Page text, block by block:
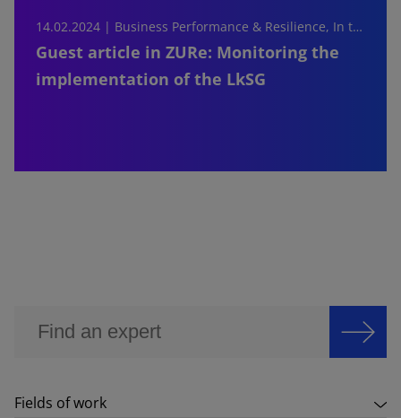
14.02.2024 | Business Performance & Resilience, In the media
Guest article in ZURe: Monitoring the
implementation of the LkSG
Fields of work